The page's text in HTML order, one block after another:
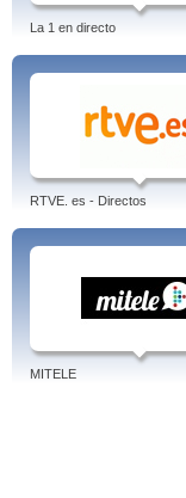
Doblatge.
noticies, polonia, el
Author: Jens Borghardt
Linked-in
La 1 en directo
RTVE. es - Directos
MITELE